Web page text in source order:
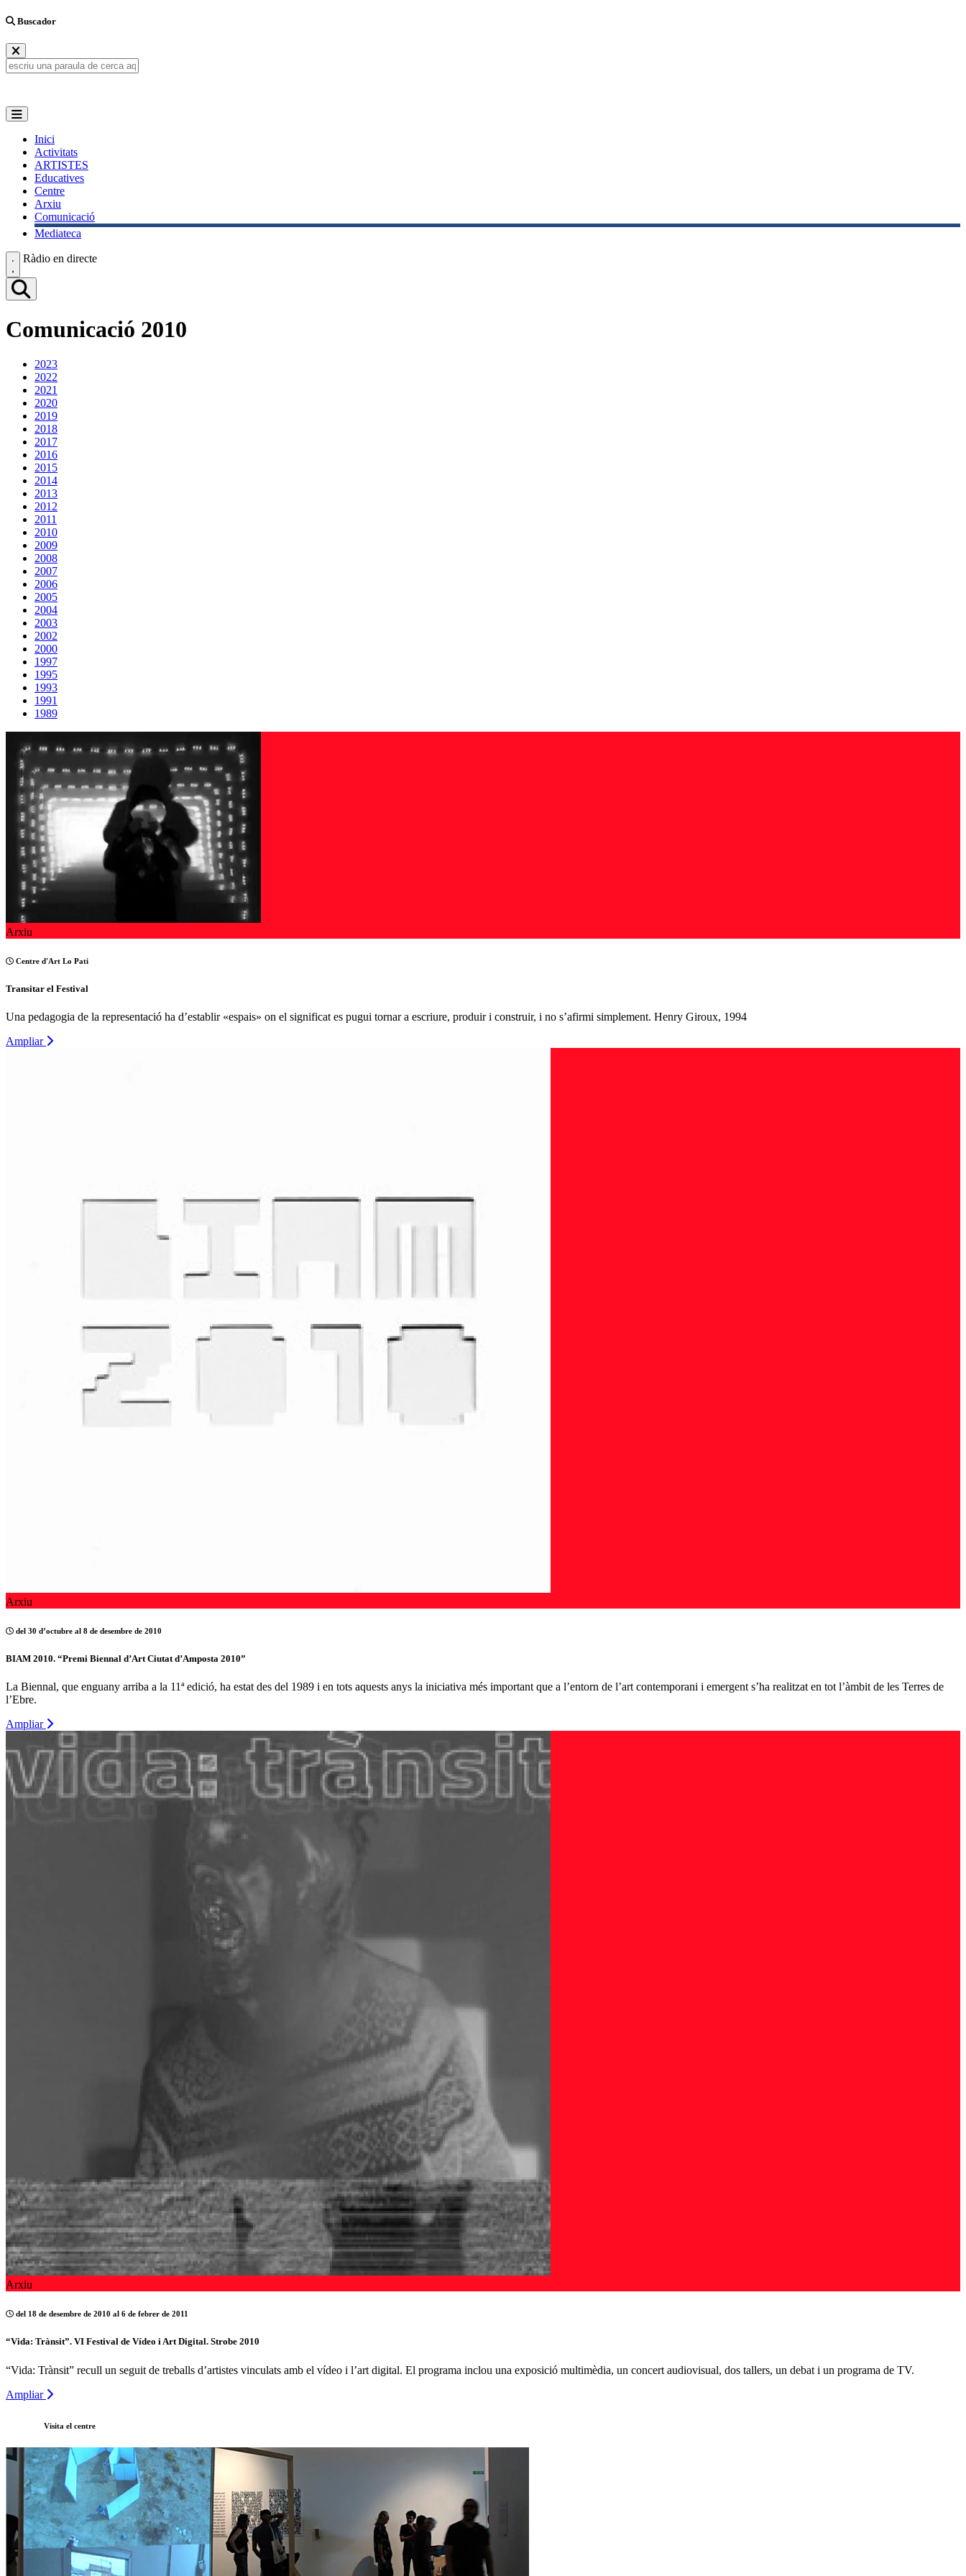
Buscador
Inici
Activitats
ARTISTES
Educatives
Centre
Arxiu
Comunicació
Mediateca
Ràdio en directe
Comunicació 2010
2023
2022
2021
2020
2019
2018
2017
2016
2015
2014
2013
2012
2011
2010
2009
2008
2007
2006
2005
2004
2003
2002
2000
1997
1995
1993
1991
1989
Arxiu
Centre d'Art Lo Pati
Transitar el Festival
Una pedagogia de la representació ha d’establir «espais» on el significat es pugui tornar a escriure, produir i construir, i no s’afirmi simplement. Henry Giroux, 1994
Ampliar
Arxiu
del 30 d’octubre al 8 de desembre de 2010
BIAM 2010. “Premi Biennal d’Art Ciutat d’Amposta 2010”
La Biennal, que enguany arriba a la 11ª edició, ha estat des del 1989 i en tots aquests anys la iniciativa més important que a l’entorn de l’art contemporani i emergent s’ha realitzat en tot l’àmbit de les Terres de
l’Ebre.
Ampliar
Arxiu
del 18 de desembre de 2010 al 6 de febrer de 2011
“Vida: Trànsit”. VI Festival de Vídeo i Art Digital. Strobe 2010
“Vida: Trànsit” recull un seguit de treballs d’artistes vinculats amb el vídeo i l’art digital. El programa inclou una exposició multimèdia, un concert audiovisual, dos tallers, un debat i un programa de TV.
Ampliar
Visita el centre